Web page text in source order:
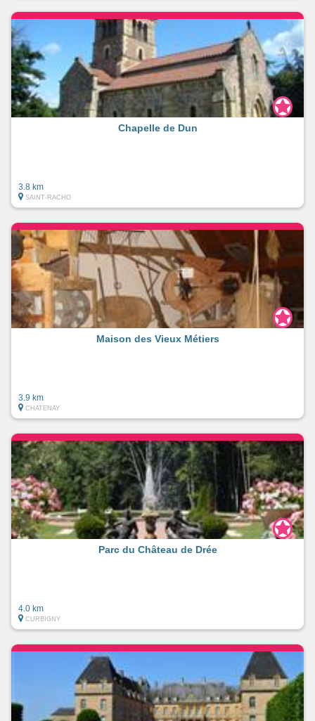
Chapelle de Dun
3.8 km
SAINT-RACHO
Maison des Vieux Métiers
3.9 km
CHATENAY
Parc du Château de Drée
4.0 km
CURBIGNY